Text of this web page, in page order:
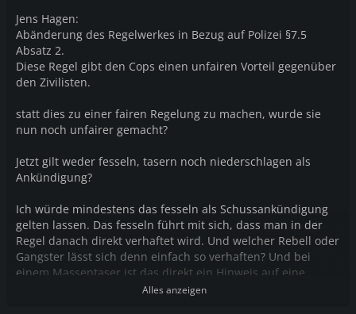
Jens Hagen:
Abänderung des Regelwerkes in Bezug auf Polizei §7.5
Absatz 2.
Diese Regel gibt den Cops einen unfairen Vorteil gegenüber
den Zivilisten.
statt dies zu einer fairen Regelung zu machen, wurde sie
nun noch unfairer gemacht?
Jetzt gilt weder fesseln, tasern noch niederschlagen als
Ankündigung?
Ich würde mindestens das fesseln als Schussankündigung
gelten lassen. Das fesseln führt mit sich, dass man in der
Regel danach direkt verhaftet wird. Und welcher Rebell oder
Gangster lässt sich denn einfach so verhaften? Und bei
einem Massentaser ist das direkt ein Hinweis auf eine
Alles anzeigen